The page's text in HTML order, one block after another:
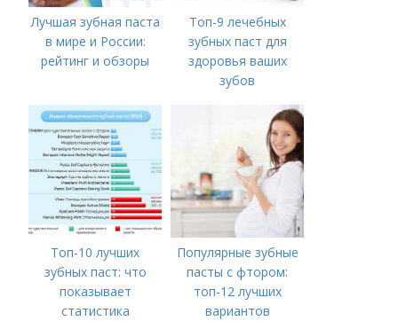
Лучшая зубная паста
в мире и России:
рейтинг и обзоры
Топ-9 лечебных
зубных паст для
здоровья ваших
зубов
Топ-10 лучших
зубных паст: что
показывает
статистика
Популярные зубные
пасты с фтором:
топ-12 лучших
вариантов